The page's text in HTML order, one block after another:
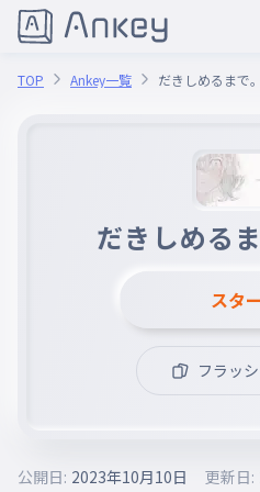
TOP Ankey一覧 だきしめるまで
だきしめる
スタ
フラッ
公開日: 2023年10月10日 更新日: